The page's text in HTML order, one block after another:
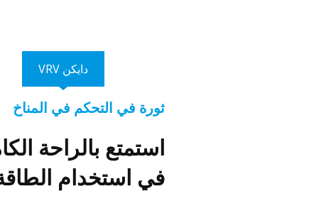
دايكن VRV
ثورة في التحكم في المناخ
استمتع بالراحة
في استخدام